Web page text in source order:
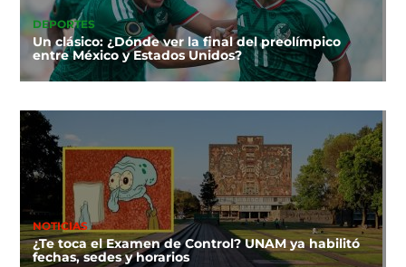
DEPORTES
Un clásico: ¿Dónde ver la final del preolímpico
entre México y Estados Unidos?
NOTICIAS
¿Te toca el Examen de Control? UNAM ya habilitó
fechas, sedes y horarios